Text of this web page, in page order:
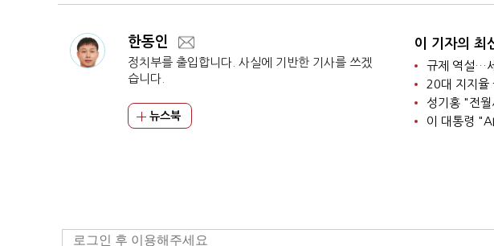
한동인
정치부를 출입합니다. 사실에 기반한 기사를 쓰겠
습니다.
뉴스북
이 기자의 최
규제 역설…
20대 지지율
성기홍 "전
이 대통령